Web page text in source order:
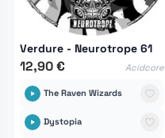
Verdure - Neurotrope 61
12,90 € Acidcore
The Raven Wizards
Dystopia